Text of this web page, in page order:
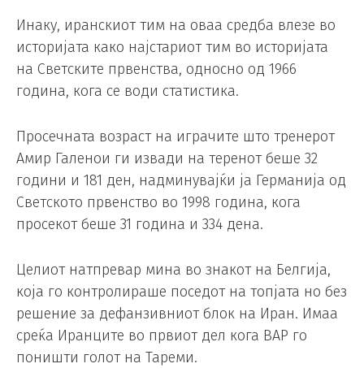
Инаку, иранскиот тим на оваа средба влезе во
историјата како најстариот тим во историјата
на Светските првенства, односно од 1966
година, кога се води статистика.
Просечната возраст на играчите што тренерот
Амир Галенои ги извади на теренот беше 32
години и 181 ден, надминувајќи ја Германија од
Светското првенство во 1998 година, кога
просекот беше 31 година и 334 дена.
Целиот натпревар мина во знакот на Белгија,
која го контролираше поседот на топјата но без
решение за дефанзивниот блок на Иран. Имаа
среќа Иранците во првиот дел кога ВАР го
поништи голот на Тареми.